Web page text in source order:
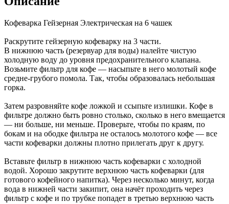
Кофеварка Гейзерная Электрическая на 6 чашек
Раскрутите гейзерную кофеварку на 3 части.
В нижнюю часть (резервуар для воды) налейте чистую
холодную воду до уровня предохранительного клапана.
Возьмите фильтр для кофе — насыпьте в него молотый кофе
средне-грубого помола. Так, чтобы образовалась небольшая
горка.
Затем разровняйте кофе ложкой и ссыпьте излишки. Кофе в
фильтре должно быть ровно столько, сколько в него вмещается
— ни больше, ни меньше. Проверьте, чтобы по краям, по
бокам и на ободке фильтра не осталось молотого кофе — все
части кофеварки должны плотно прилегать друг к другу.
Вставьте фильтр в нижнюю часть кофеварки с холодной
водой. Хорошо закрутите верхнюю часть кофеварки (для
готового кофейного напитка). Через несколько минут, когда
вода в нижней части закипит, она начёт проходить через
фильтр с кофе и по трубке попадет в третью верхнюю часть